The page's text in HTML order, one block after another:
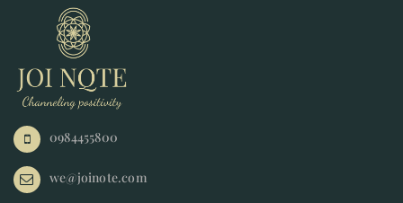
0984455800
we@joinote.com